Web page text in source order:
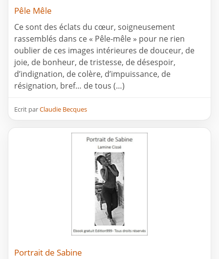
Pêle Mêle
Ce sont des éclats du cœur, soigneusement
rassemblés dans ce « Pêle-mêle » pour ne rien
oublier de ces images intérieures de douceur, de
joie, de bonheur, de tristesse, de désespoir,
d’indignation, de colère, d’impuissance, de
résignation, bref… de tous (…)
Ecrit parClaudie Becques
Portrait de Sabine